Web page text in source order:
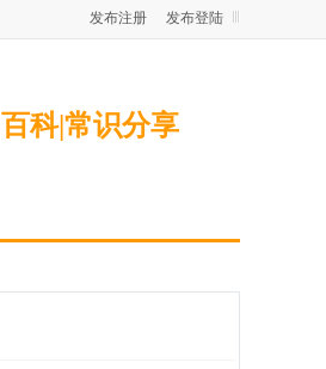
发布登陆
发布注册
百科|常识分享